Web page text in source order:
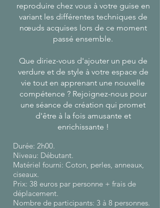
reproduire chez vous à votre guise en
variant les différentes techniques de
nœuds acquises lors de ce moment
passé ensemble.
Que diriez-vous d'ajouter un peu de
verdure et de style à votre espace de
vie tout en apprenant une nouvelle
compétence ? Rejoignez-nous pour
une séance de création qui promet
d'être à la fois amusante et
enrichissante !
Durée: 2h00.
Niveau: Débutant.
Matériel fourni: Coton, perles, anneaux,
ciseaux.
Prix: 38 euros par personne + frais de
déplacement.
Nombre de participants: 3 à 8 personnes.